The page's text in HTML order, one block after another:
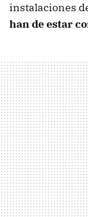
instalaciones
han de estar